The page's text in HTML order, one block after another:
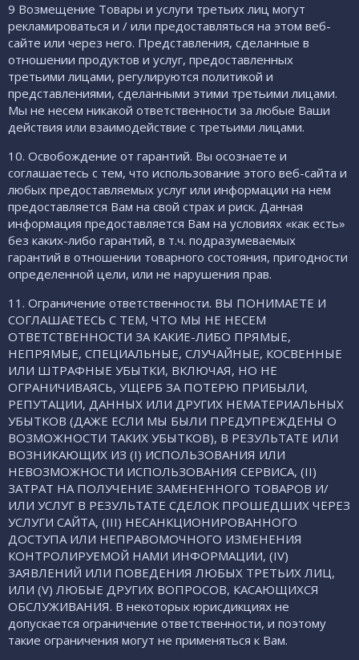
9 Возмещение Товары и услуги третьих лиц могут
рекламироваться и / или предоставляться на этом веб-
сайте или через него. Представления, сделанные в
отношении продуктов и услуг, предоставленных
третьими лицами, регулируются политикой и
представлениями, сделанными этими третьими лицами.
Мы не несем никакой ответственности за любые Ваши
действия или взаимодействие с третьими лицами.
10. Освобождение от гарантий. Вы осознаете и
соглашаетесь с тем, что использование этого веб-сайта и
любых предоставляемых услуг или информации на нем
предоставляется Вам на свой страх и риск. Данная
информация предоставляется Вам на условиях «как есть»
без каких-либо гарантий, в т.ч. подразумеваемых
гарантий в отношении товарного состояния, пригодности
определенной цели, или не нарушения прав.
11. Ограничение ответственности. ВЫ ПОНИМАЕТЕ И
СОГЛАШАЕТЕСЬ С ТЕМ, ЧТО МЫ НЕ НЕСЕМ
ОТВЕТСТВЕННОСТИ ЗА КАКИЕ-ЛИБО ПРЯМЫЕ,
НЕПРЯМЫЕ, СПЕЦИАЛЬНЫЕ, СЛУЧАЙНЫЕ, КОСВЕННЫЕ
ИЛИ ШТРАФНЫЕ УБЫТКИ, ВКЛЮЧАЯ, НО НЕ
ОГРАНИЧИВАЯСЬ, УЩЕРБ ЗА ПОТЕРЮ ПРИБЫЛИ,
РЕПУТАЦИИ, ДАННЫХ ИЛИ ДРУГИХ НЕМАТЕРИАЛЬНЫХ
УБЫТКОВ (ДАЖЕ ЕСЛИ МЫ БЫЛИ ПРЕДУПРЕЖДЕНЫ О
ВОЗМОЖНОСТИ ТАКИХ УБЫТКОВ), В РЕЗУЛЬТАТЕ ИЛИ
ВОЗНИКАЮЩИХ ИЗ (I) ИСПОЛЬЗОВАНИЯ ИЛИ
НЕВОЗМОЖНОСТИ ИСПОЛЬЗОВАНИЯ СЕРВИСА, (II)
ЗАТРАТ НА ПОЛУЧЕНИЕ ЗАМЕНЕННОГО ТОВАРОВ И/
ИЛИ УСЛУГ В РЕЗУЛЬТАТЕ СДЕЛОК ПРОШЕДШИХ ЧЕРЕЗ
УСЛУГИ САЙТА, (III) НЕСАНКЦИОНИРОВАННОГО
ДОСТУПА ИЛИ НЕПРАВОМОЧНОГО ИЗМЕНЕНИЯ
КОНТРОЛИРУЕМОЙ НАМИ ИНФОРМАЦИИ, (IV)
ЗАЯВЛЕНИЙ ИЛИ ПОВЕДЕНИЯ ЛЮБЫХ ТРЕТЬИХ ЛИЦ,
ИЛИ (V) ЛЮБЫЕ ДРУГИХ ВОПРОСОВ, КАСАЮЩИХСЯ
ОБСЛУЖИВАНИЯ. В некоторых юрисдикциях не
допускается ограничение ответственности, и поэтому
такие ограничения могут не применяться к Вам.